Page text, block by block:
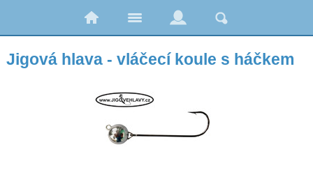
Jigová hlava - vláčecí koule s háčkem